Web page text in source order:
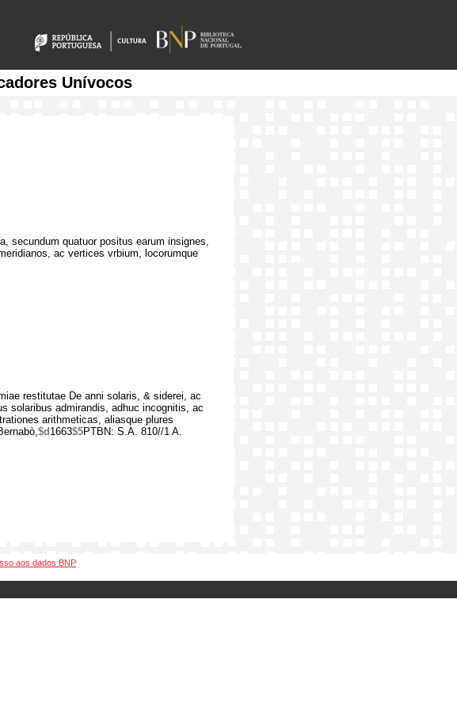
Unívocos
secundum quatuor positus earum insignes,
ac vertices vrbium, locorumque
restitutae De anni solaris, & siderei, ac
solaribus admirandis, adhuc incognitis, ac
arithmeticas, aliasque plures
$d 1663$5PTBN: S.A. 810//1 A.
aos dados BNP